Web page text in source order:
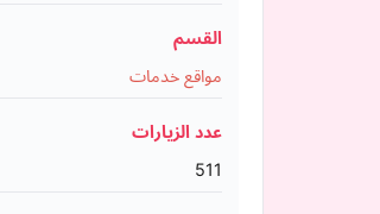
القسم
مواقع خدمات
عدد الزيارات
511